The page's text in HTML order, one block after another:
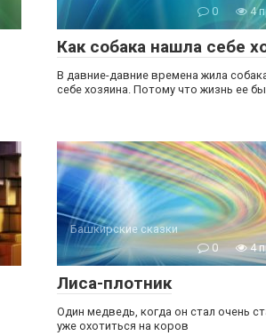
0
4
Как собака нашла себе
В давние-давние времена жила
себе хозяина. Потому что жизнь ее
Башкирские сказки
0
4
Лиса-плотник
Один медведь, когда он стал очень
уже охотиться на коров